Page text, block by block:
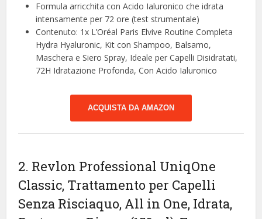
Formula arricchita con Acido Ialuronico che idrata
intensamente per 72 ore (test strumentale)
Contenuto: 1x L’Oréal Paris Elvive Routine Completa
Hydra Hyaluronic, Kit con Shampoo, Balsamo,
Maschera e Siero Spray, Ideale per Capelli Disidratati,
72H Idratazione Profonda, Con Acido Ialuronico
ACQUISTA DA AMAZON
2. Revlon Professional UniqOne
Classic, Trattamento per Capelli
Senza Risciaquo, All in One, Idrata,